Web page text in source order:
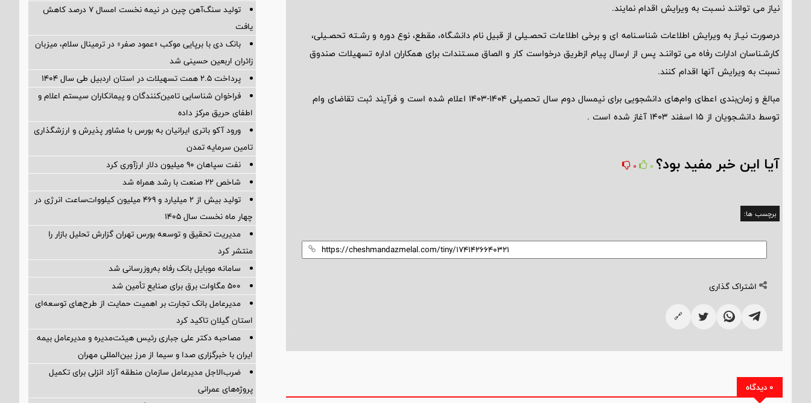
نیاز می تواننـد نسـبت به ویرایش اقدام نمایند.
درصورت نیـاز به ویرایش اطلاعات شناسـنامه ای و برخی اطلاعات تحصـیلی از قبیل نام دانشـگاه، مقطع، نوع دوره و رشـته تحصـیلی،
کارشـناسان ادارات رفاه می تواننـد پس از ارسال پیام ازطریق درخواست کار و الصاق مسـتندات برای همکاران اداره تسهیلات صندوق
نسبت به ویرایش آنها اقدام کنند.
مبالغ و زمان‌بندی اعطای وام‌های دانشجویی برای نیمسال دوم سال تحصیلی 1404-1403 اعلام شده است و فرآیند ثبت تقاضای وام
توسط دانشـجویان از 15 اسفند 1403 آغاز شده است .
آیا این خبر مفید بود؟ 0
0
برچسب ها:
اشتراک گذاری
🔗
0 دیدگاه
تولید سنگ‌آهن چین در نیمه نخست امسال ۷ درصد کاهش
یافت
بانک دی با برپایی موکب «عمود صفر» در ترمینال سلام، میزبان
زائران اربعین حسینی شد
پرداخت ۲.۵ همت تسهیلات در استان اردبیل طی سال ۱۴۰۴
فراخوان شناسایی تامین‌کنندگان و پیمانکاران سیستم اعلام و
اطفای حریق مرکز داده
ورود آکو باتری ایرانیان به بورس با مشاور پذیرش و ارزشگذاری
تامین سرمایه تمدن
نفت سپاهان ۹۰ میلیون دلار ارزآوری کرد
شاخص ۲۲ صنعت با رشد همراه شد
تولید بیش از ۲ میلیارد و ۴۶۹ میلیون کیلووات‌ساعت انرژی در
چهار ماه نخست سال ۱۴۰۵
مدیریت تحقیق و توسعه‌ بورس تهران گزارش تحلیل بازار را
منتشر کرد
سامانه موبایل بانک رفاه به‌روزرسانی شد
۵۰۰ مگاوات برق برای صنایع تأمین شد
مدیرعامل بانک تجارت بر اهمیت حمایت از طرح‌های توسعه‌ای
استان گیلان تاکید کرد
مصاحبه دکتر علی جباری رئیس هیئت‌مدیره و مدیرعامل بیمه
ایران با خبرگزاری صدا و سیما از مرز بین‌المللی مهران
ضرب‌الاجل مدیرعامل سازمان منطقه آزاد انزلی برای تكمیل
پروژه‌های عمرانی